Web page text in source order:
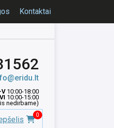
Kontaktai
10:00-18:00
VI 10:00-15:00
nedirbame)
0